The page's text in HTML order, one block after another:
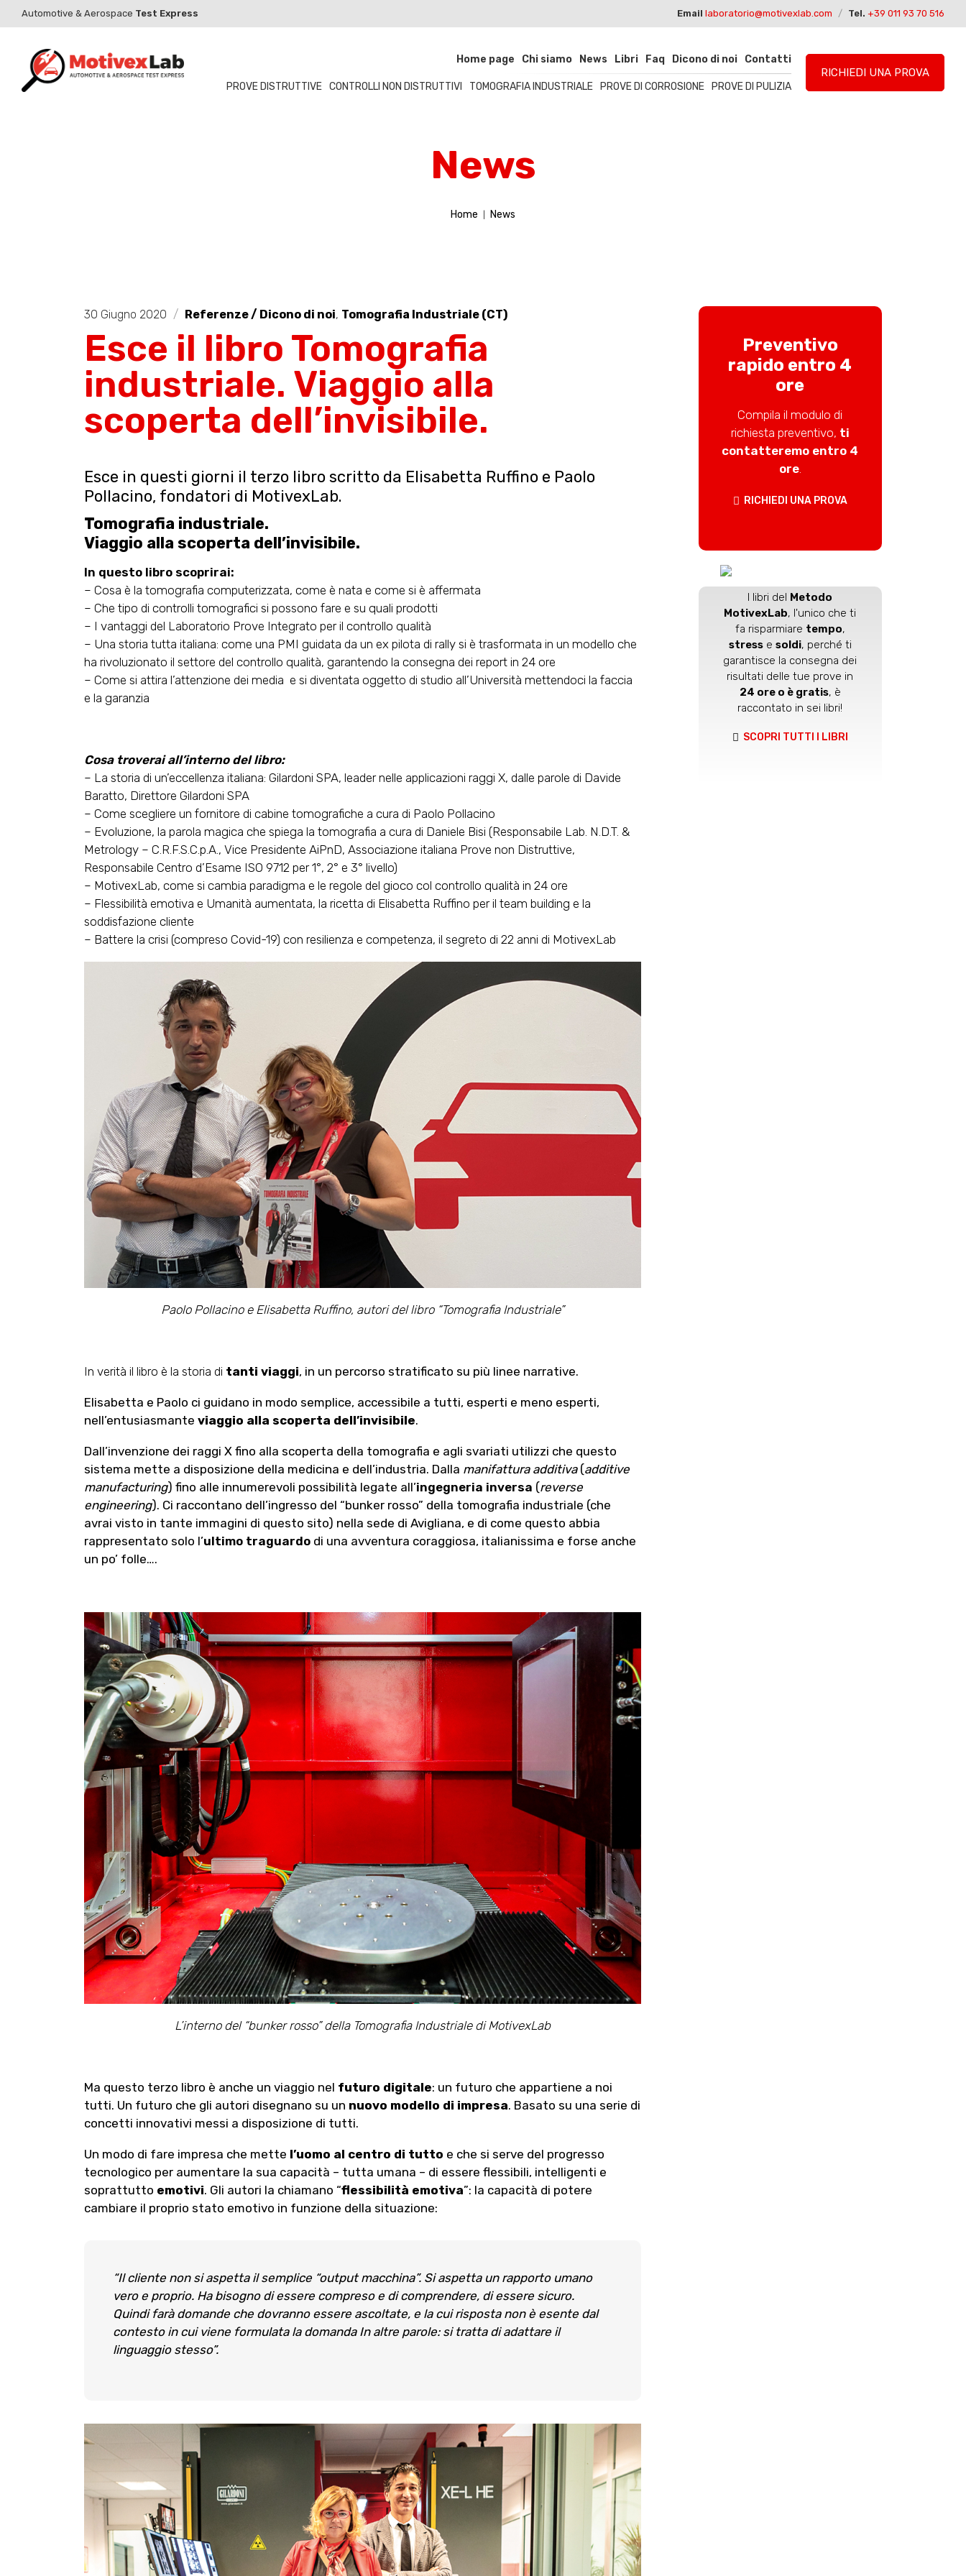
Automotive & Aerospace Test Express Email laboratorio@motivexlab.com / Tel. +39 011 93 70 516
Home page Chi siamo News Libri Faq Dicono di noi Contatti
PROVE DISTRUTTIVE CONTROLLI NON DISTRUTTIVI TOMOGRAFIA INDUSTRIALE PROVE DI CORROSIONE PROVE DI PULIZIA
RICHIEDI UNA PROVA
News
Home News
30 Giugno 2020 / Referenze / Dicono di noi, Tomografia Industriale (CT)
Esce il libro Tomografia
industriale. Viaggio alla
scoperta dell’invisibile.
Esce in questi giorni il terzo libro scritto da Elisabetta Ruffino e Paolo
Pollacino, fondatori di MotivexLab.
Tomografia industriale.
Viaggio alla scoperta dell’invisibile.
In questo libro scoprirai:
– Cosa è la tomografia computerizzata, come è nata e come si è affermata
– Che tipo di controlli tomografici si possono fare e su quali prodotti
– I vantaggi del Laboratorio Prove Integrato per il controllo qualità
– Una storia tutta italiana: come una PMI guidata da un ex pilota di rally si è trasformata in un modello che
ha rivoluzionato il settore del controllo qualità, garantendo la consegna dei report in 24 ore
– Come si attira l’attenzione dei media e si diventata oggetto di studio all’Università mettendoci la faccia
e la garanzia
Cosa troverai all’interno del libro:
– La storia di un’eccellenza italiana: Gilardoni SPA, leader nelle applicazioni raggi X, dalle parole di Davide
Baratto, Direttore Gilardoni SPA
– Come scegliere un fornitore di cabine tomografiche a cura di Paolo Pollacino
– Evoluzione, la parola magica che spiega la tomografia a cura di Daniele Bisi (Responsabile Lab. N.D.T. &
Metrology – C.R.F.S.C.p.A., Vice Presidente AiPnD, Associazione italiana Prove non Distruttive,
Responsabile Centro d’Esame ISO 9712 per 1°, 2° e 3° livello)
– MotivexLab, come si cambia paradigma e le regole del gioco col controllo qualità in 24 ore
– Flessibilità emotiva e Umanità aumentata, la ricetta di Elisabetta Ruffino per il team building e la
soddisfazione cliente
– Battere la crisi (compreso Covid-19) con resilienza e competenza, il segreto di 22 anni di MotivexLab
Paolo Pollacino e Elisabetta Ruffino, autori del libro “Tomografia Industriale”
In verità il libro è la storia di tanti viaggi, in un percorso stratificato su più linee narrative.
Elisabetta e Paolo ci guidano in modo semplice, accessibile a tutti, esperti e meno esperti,
nell’entusiasmante viaggio alla scoperta dell’invisibile.
Dall’invenzione dei raggi X fino alla scoperta della tomografia e agli svariati utilizzi che questo
sistema mette a disposizione della medicina e dell’industria. Dalla manifattura additiva(additive
manufacturing) fino alle innumerevoli possibilità legate all’ingegneria inversa (reverse
engineering). Ci raccontano dell’ingresso del “bunker rosso” della tomografia industriale (che
avrai visto in tante immagini di questo sito) nella sede di Avigliana, e di come questo abbia
rappresentato solo l’ultimo traguardo di una avventura coraggiosa, italianissima e forse anche
un po’ folle….
L’interno del “bunker rosso” della Tomografia Industriale di MotivexLab
Ma questo terzo libro è anche un viaggio nel futuro digitale: un futuro che appartiene a noi
tutti. Un futuro che gli autori disegnano su un nuovo modello di impresa. Basato su una serie di
concetti innovativi messi a disposizione di tutti.
Un modo di fare impresa che mette l’uomo al centro di tutto e che si serve del progresso
tecnologico per aumentare la sua capacità – tutta umana – di essere flessibili, intelligenti e
soprattutto emotivi. Gli autori la chiamano “flessibilità emotiva”: la capacità di potere
cambiare il proprio stato emotivo in funzione della situazione:
“Il cliente non si aspetta il semplice “output macchina”. Si aspetta un rapporto umano
vero e proprio. Ha bisogno di essere compreso e di comprendere, di essere sicuro.
Quindi farà domande che dovranno essere ascoltate, e la cui risposta non è esente dal
contesto in cui viene formulata la domanda In altre parole: si tratta di adattare il
linguaggio stesso”.
Preventivo
rapido entro 4
ore
Compila il modulo di
richiesta preventivo, ti
contatteremo entro 4
ore.
RICHIEDI UNA PROVA
I libri del Metodo
MotivexLab, l'unico che ti
fa risparmiare tempo,
stresse soldi, perché ti
garantisce la consegna dei
risultati delle tue prove in
24 ore o è gratis, è
raccontato in sei libri!
SCOPRI TUTTI I LIBRI